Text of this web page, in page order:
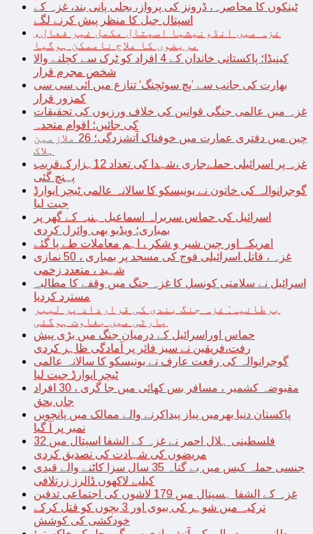
ٹینکوں کا محاصرہ، ڈرونز کی پرواز، بجلی پانی بند، غزہ کے
اسپتال جیل کا منظر پیش کرنے لگے
غزہ میں انڈونیشیا اسپتال مکمل غیر فعال،
مریضوں کا علاج ناممکن ہوگیا
کینیڈا؛ پاکستانی خاندان کے 4 افراد کو ٹرک سے کچلنے والا
شخص مجرم قرار
بھارت کی جانب سے ’پچ سوئچنگ‘ تنازع میں آئی سی سی
کمزور قرار
غزہ میں عالمی جنگی قوانین کی خلاف ورزیوں کی تحقیقات
کی جائیں؛ اقوام متحدہ
چین میں دفتری عمارت میں خوفناک آتشزدگی؛ 26 ملازمین
ہلاک
غزہ پر اسرائیلی حملےجاری ،شہدا کی تعداد 12ہزارکےقریب
پہنچ گئی
گوجرانوالہ کی خاتون نے یونیسکو کا سالانہ عالمی ٹیچر ایوارڈ
جیت لیا
اسرائیل کی حماس سربراہ اسماعیل ہنیہ کے گھر پر
بمباری؛ ویڈیو بھی وائرل کردی
امریکہ اور چین شیر و شکر ، اہم معاملات طے پا گئے
غزہ ، قاتل اسرائیلی فوج کی مسجد پر بمباری ، 50 نمازی
شہید ، متعدد زخمی
اسرائیل نے سلامتی کونسل کا غزہ جنگ میں وقفے کا مطالبہ
مسترد کردیا
برطانیہ: غزہ جنگ بندی کی قرارداد پر لیبر
پارٹی میں بغاوت ہوگئی
حماس اوراسرائیل کے درمیان جنگ میں بڑی پیش
رفت،فریقین نے سیز فائر پر آمادگی ظاہر کردی
گوجرانوالہ کی رفعت عارف نے یونیسکو کا سالانہ عالمی
ٹیچر ایوارڈ جیت لیا
مقبوضہ کشمیر ، مسافر بس کھائی میں جا گری ، 30 افراد
جاں بحق
پاکستان دنیا بھرمیں پیاز پیداکرنے والے ممالک میں پانچویں
نمبر پر آ گیا
فلسطینی ہلال احمر نے غزہ کے الشفا اسپتال میں 32
مریضوں کی شہادت کی تصدیق کردی
جنسی حملہ کیس میں بے گناہ 35 سال سزا کاٹنے والے قیدی
کیلیے لاکھوں ڈالرز زرتلافی
غزہ کے الشفا ہسپتال میں 179 لاشوں کی اجتماعی تدفین
ترکیہ میں شوہر کی بیوی اور 3 بچوں کو قتل کرکے
خودکشی کی کوشش